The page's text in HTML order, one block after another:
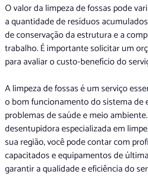
O valor da limpeza de fossas pode
a quantidade de resíduos
de conservação da estrutura e a
trabalho. É importante solicitar um
para avaliar o custo-benefício do
A limpeza de fossas é um serviço
o bom funcionamento do sistema de
problemas de saúde e meio
desentupidora especializada em
sua região, você pode contar com
capacitados e equipamentos de
garantir a qualidade e eficiência do